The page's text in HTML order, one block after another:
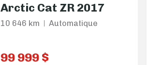
Arctic Cat ZR 2017
10 646 km Automatique
99 999 $